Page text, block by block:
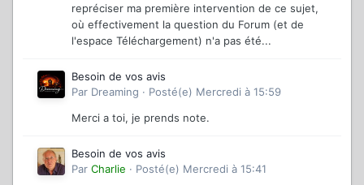
repréciser ma première intervention de ce sujet,
où effectivement la question du Forum (et de
l'espace Téléchargement) n'a pas été...
Besoin de vos avis
Par Dreaming · Posté(e) Mercredi à 15:59
Merci a toi, je prends note.
Besoin de vos avis
Par Charlie · Posté(e) Mercredi à 15:41